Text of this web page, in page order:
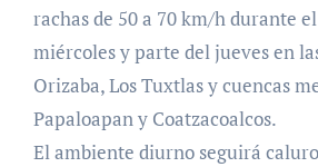
rachas de 50 a 70 km/h durante el
miércoles y parte del jueves en
Orizaba, Los Tuxtlas y cuencas
Papaloapan y Coatzacoalcos.
El ambiente diurno seguirá